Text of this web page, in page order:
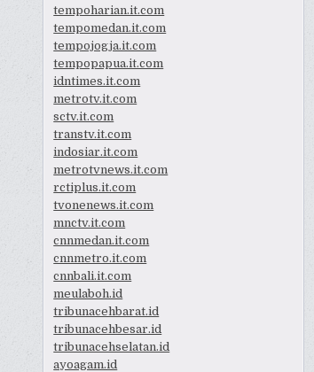
tempoharian.it.com
tempomedan.it.com
tempojogja.it.com
tempopapua.it.com
idntimes.it.com
metrotv.it.com
sctv.it.com
transtv.it.com
indosiar.it.com
metrotvnews.it.com
rctiplus.it.com
tvonenews.it.com
mnctv.it.com
cnnmedan.it.com
cnnmetro.it.com
cnnbali.it.com
meulaboh.id
tribunacehbarat.id
tribunacehbesar.id
tribunacehselatan.id
ayoagam.id